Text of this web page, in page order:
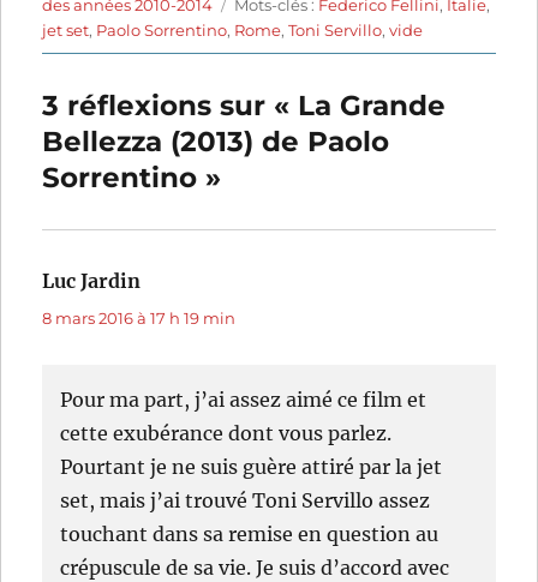
des années 2010-2014
Mots-clés : Federico Fellini, Italie,
jet set, Paolo Sorrentino, Rome,Toni Servillo,vide
3 réflexions sur « La Grande
Bellezza (2013) de Paolo
Sorrentino »
Luc Jardin
8 mars 2016 à 17 h 19 min
Pour ma part, j’ai assez aimé ce film et
cette exubérance dont vous parlez.
Pourtant je ne suis guère attiré par la jet
set, mais j’ai trouvé Toni Servillo assez
touchant dans sa remise en question au
crépuscule de sa vie. Je suis d’accord avec